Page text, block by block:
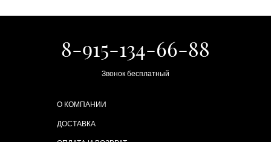
8-915-134-66-88
Звонок бесплатный
О КОМПАНИИ
ДОСТАВКА